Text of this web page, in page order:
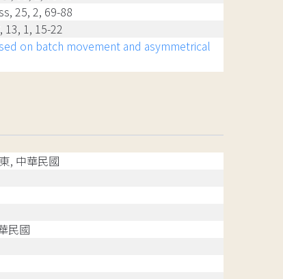
25, 2, 69-88
13, 1, 15-22
on batch movement and asymmetrical
, 中華民國
民國